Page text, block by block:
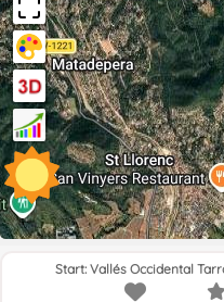
Start: Vallés Occidental